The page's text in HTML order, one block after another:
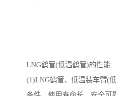
LNG鹤管(低温鹤管)的性能
(1)LNG鹤管、低温装车臂(